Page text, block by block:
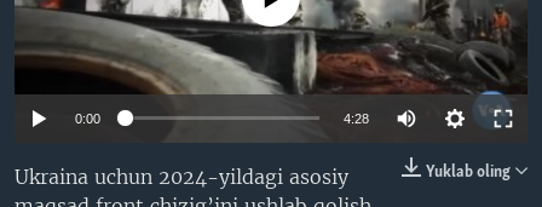
VIDEO
XABARLAR SURATLARDA
ODNOKLASSNIKI
TELEGRAM
0:00 4:28
Yuklab oling
Ukraina uchun 2024-yildagi asosiy